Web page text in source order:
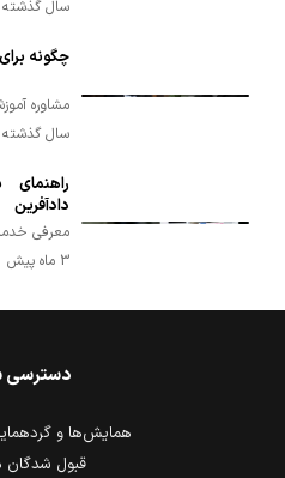
سال گذشته
چگونه برای آزمون
مشاوره
سال گذشته
دادآفرین
معرفی
3 ماه پیش
دسترسی
همایش‌ها و
قبول شدگان